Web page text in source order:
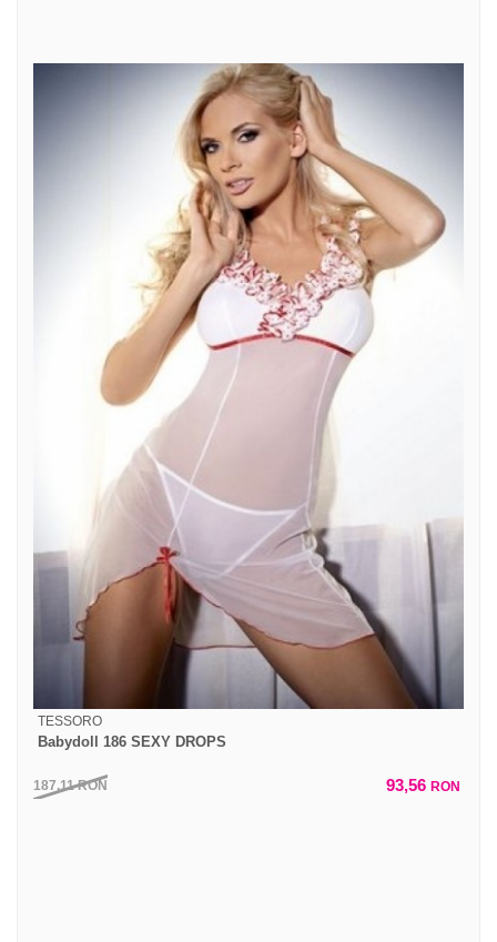
TESSORO
Babydoll 186 SEXY DROPS
187,11RON 93,56 RON